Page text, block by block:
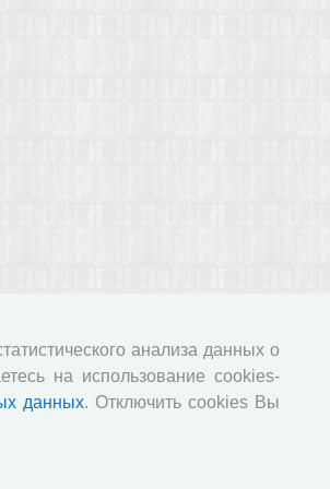
анализа данных о
на использование cookies-
данных. Отключить cookies Вы